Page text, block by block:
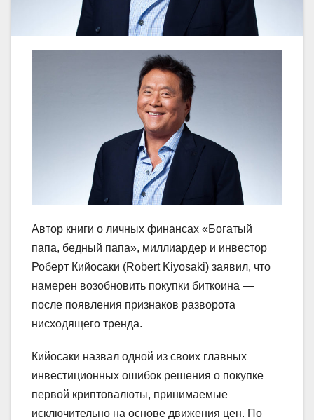
Автор книги о личных финансах «Богатый
папа, бедный папа», миллиардер и инвестор
Роберт Кийосаки (Robert Kiyosaki) заявил, что
намерен возобновить покупки биткоина —
после появления признаков разворота
нисходящего тренда.
Кийосаки назвал одной из своих главных
инвестиционных ошибок решения о покупке
первой криптовалюты, принимаемые
исключительно на основе движения цен. По